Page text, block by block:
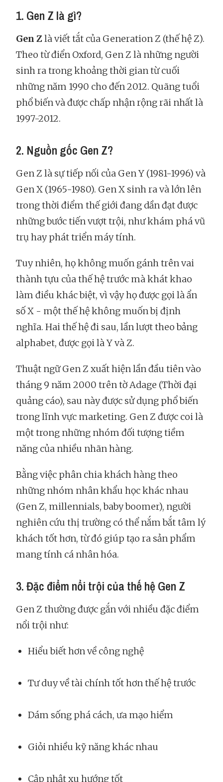
1. Gen Z là gì?
Gen Zlà viết tắt của Generation Z (thế hệ Z).
Theo từ điển Oxford, Gen Z là những người
sinh ra trong khoảng thời gian từ cuối
những năm 1990 cho đến 2012. Quãng tuổi
phổ biến và được chấp nhận rộng rãi nhất là
1997-2012.
2. Nguồn gốc Gen Z?
Gen Z là sự tiếp nối của Gen Y (1981-1996) và
Gen X (1965-1980). Gen X sinh ra và lớn lên
trong thời điểm thế giới đang dần đạt được
những bước tiến vượt trội, như khám phá vũ
trụ hay phát triển máy tính.
Tuy nhiên, họ không muốn gánh trên vai
thành tựu của thế hệ trước mà khát khao
làm điều khác biệt, vì vậy họ được gọi là ẩn
số X - một thế hệ không muốn bị định
nghĩa. Hai thế hệ đi sau, lần lượt theo bảng
alphabet, được gọi là Y và Z.
Thuật ngữ Gen Z xuất hiện lần đầu tiên vào
tháng 9 năm 2000 trên tờ Adage (Thời đại
quảng cáo), sau này được sử dụng phổ biến
trong lĩnh vực marketing. Gen Z được coi là
một trong những nhóm đối tượng tiềm
năng của nhiều nhãn hàng.
Bằng việc phân chia khách hàng theo
những nhóm nhân khẩu học khác nhau
(Gen Z, millennials, baby boomer), người
nghiên cứu thị trường có thể nắm bắt tâm lý
khách tốt hơn, từ đó giúp tạo ra sản phẩm
mang tính cá nhân hóa.
3. Đặc điểm nổi trội của thế hệ Gen Z
Gen Z thường được gắn với nhiều đặc điểm
nổi trội như:
Hiểu biết hơn về công nghệ
Tư duy về tài chính tốt hơn thế hệ trước
Dám sống phá cách, ưa mạo hiểm
Giỏi nhiều kỹ năng khác nhau
Cập nhật xu hướng tốt